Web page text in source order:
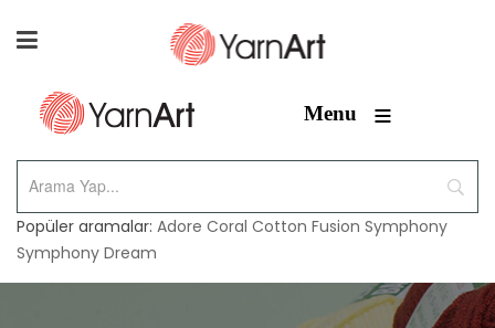
Menu ≡
Popüler aramalar: Adore Coral Cotton Fusion Symphony
Symphony Dream